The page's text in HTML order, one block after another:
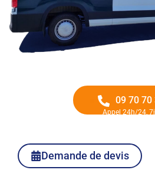
09 70 70
Appel 24h/24,
Demande de devis